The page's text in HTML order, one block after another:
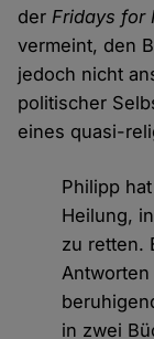
der Fridays for
vermeint, den
jedoch nicht
politischer
eines quasi-
Philipp
Heilung,
zu retten.
in zwei